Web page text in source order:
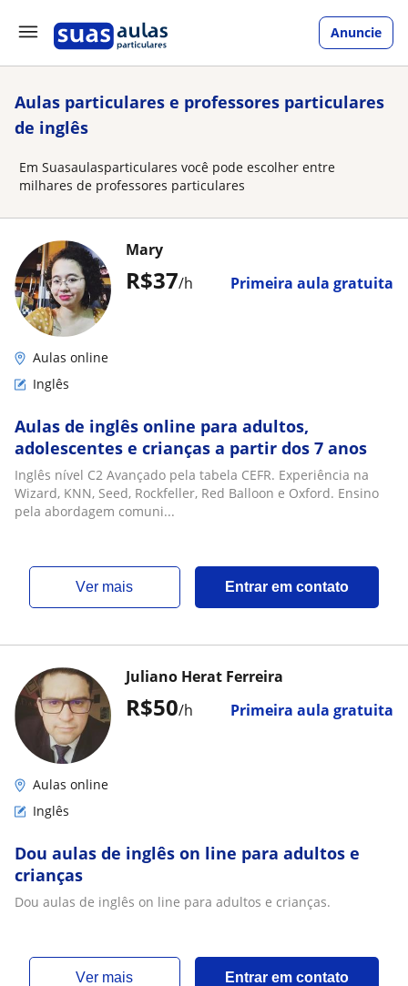
Anuncie
Aulas particulares e professores particulares
de inglês
Em Suasaulasparticulares você pode escolher entre
milhares de professores particulares
R$37/h Primeira aula gratuita
Mary
Aulas online
Inglês
Aulas de inglês online para adultos,
adolescentes e crianças a partir dos 7 anos
Inglês nível C2 Avançado pela tabela CEFR. Experiência na
Wizard, KNN, Seed, Rockfeller, Red Balloon e Oxford. Ensino
pela abordagem comuni...
ver mais Entrar em contato
R$50/h Primeira aula gratuita
Juliano Herat Ferreira
Aulas online
Inglês
Dou aulas de inglês on line para adultos e
crianças
Dou aulas de inglês on line para adultos e crianças.
ver mais Entrar em contato